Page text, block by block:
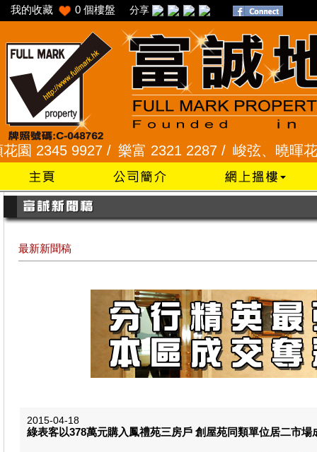
我的收藏 0 個樓盤 分享
9927 / 樂富 2321 2287 / 峻弦、曉暉花園
最新新聞稿
2015-04-18
綠表客以378萬元購入鳳禮苑三房戶 創屋苑同類單位居二市場